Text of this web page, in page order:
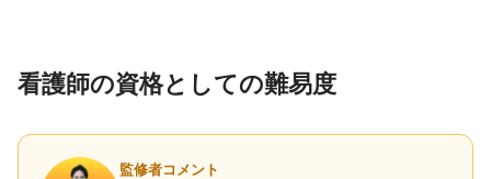
看護師の資格としての難易度
監修者コメント